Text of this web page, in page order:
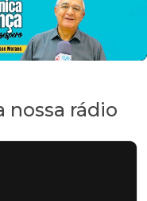
nossa rádio